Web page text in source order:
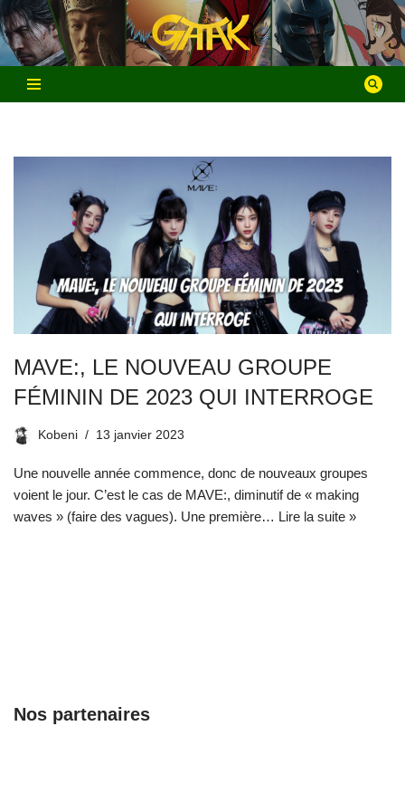
Aller
au
contenu
MAVE:, LE NOUVEAU GROUPE
FÉMININ DE 2023 QUI INTERROGE
Kobeni 13 janvier 2023
Une nouvelle année commence, donc de nouveaux groupes
voient le jour. C’est le cas de MAVE:, diminutif de « making
waves » (faire des vagues). Une première… Lire la suite »
Nos partenaires